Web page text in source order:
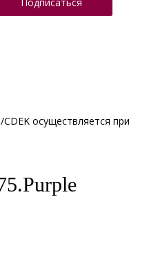
осуществляется при